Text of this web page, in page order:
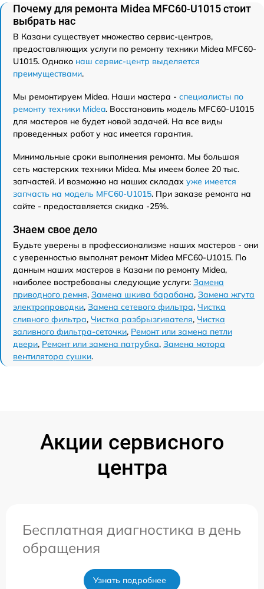
Почему для ремонта Midea MFC60-U1015 стоит
выбрать нас
В Казани существует множество сервис-центров,
предоставляющих услуги по ремонту техники Midea MFC60-
U1015. Однако наш сервис-центр выделяется
преимуществами.
Мы ремонтируем Midea. Наши мастера - специалисты по
ремонту техники Midea. Восстановить модель MFC60-U1015
для мастеров не будет новой задачей. На все виды
проведенных работ у нас имеется гарантия.
Минимальные сроки выполнения ремонта. Мы большая
сеть мастерских техники Midea. Мы имеем более 20 тыс.
запчастей. И возможно на наших складах уже имеется
запчасть на модель MFC60-U1015. При заказе ремонта на
сайте - предоставляется скидка -25%.
Знаем свое дело
Будьте уверены в профессионализме наших мастеров - они
с уверенностью выполнят ремонт Midea MFC60-U1015. По
данным наших мастеров в Казани по ремонту Midea,
наиболее востребованы следующие услуги: Замена
приводного ремня, Замена шкива барабана, Замена жгута
электропроводки, Замена сетевого фильтра, Чистка
сливного фильтра, Чистка разбрызгивателя, Чистка
заливного фильтра-сеточки, Ремонт или замена петли
двери, Ремонт или замена патрубка, Замена мотора
вентилятора сушки.
Акции сервисного
центра
Бесплатная диагностика в день
обращения
Узнать подробнее